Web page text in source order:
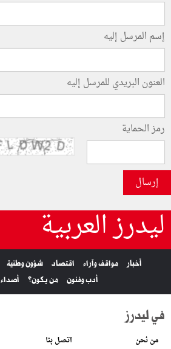
إسم المرسل إليه
العنون البريدي للمرسل إليه
رمز الحماية
إرسال
ليدرز العربية
أخبار مواقف وآراء اقتصاد شؤون وطنية
أدب وفنون
من يكون؟
في ليدرز
من نحن اتصل بنا